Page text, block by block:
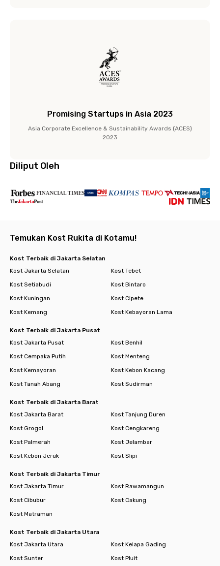
Promising Startups in Asia 2023
Asia Corporate Excellence & Sustainability Awards (ACES)
2023
Diliput Oleh
Temukan Kost Rukita di Kotamu!
Kost Terbaik di Jakarta Selatan
Kost Jakarta Selatan
Kost Tebet
Kost Setiabudi
Kost Bintaro
Kost Kuningan
Kost Cipete
Kost Kemang
Kost Kebayoran Lama
Kost Terbaik di Jakarta Pusat
Kost Jakarta Pusat
Kost Benhil
Kost Cempaka Putih
Kost Menteng
Kost Kemayoran
Kost Kebon Kacang
Kost Tanah Abang
Kost Sudirman
Kost Terbaik di Jakarta Barat
Kost Jakarta Barat
Kost Tanjung Duren
Kost Grogol
Kost Cengkareng
Kost Palmerah
Kost Jelambar
Kost Kebon Jeruk
Kost Slipi
Kost Terbaik di Jakarta Timur
Kost Jakarta Timur
Kost Rawamangun
Kost Cibubur
Kost Cakung
Kost Matraman
Kost Terbaik di Jakarta Utara
Kost Jakarta Utara
Kost Kelapa Gading
Kost Sunter
Kost Pluit